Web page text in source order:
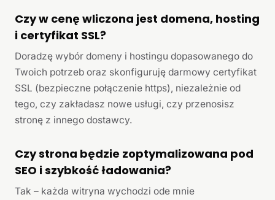
Czy w cenę wliczona jest domena, hosting
i certyfikat SSL?
Doradzę wybór domeny i hostingu dopasowanego do
Twoich potrzeb oraz skonfiguruję darmowy certyfikat
SSL (bezpieczne połączenie https), niezależnie od
tego, czy zakładasz nowe usługi, czy przenosisz
stronę z innego dostawcy.
Czy strona będzie zoptymalizowana pod
SEO i szybkość ładowania?
Tak – każda witryna wychodzi ode mnie